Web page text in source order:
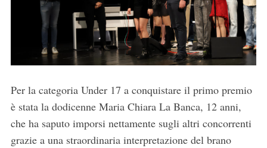
Per la categoria Under 17 a conquistare il primo premio
è stata la dodicenne Maria Chiara La Banca, 12 anni,
che ha saputo imporsi nettamente sugli altri concorrenti
grazie a una straordinaria interpretazione del brano